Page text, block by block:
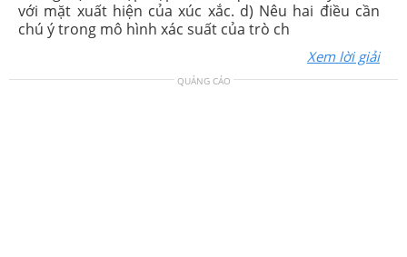
với mặt xuất hiện của xúc xắc. d) Nêu hai điều cần
chú ý trong mô hình xác suất của trò ch
Xem lời giải
QUẢNG CÁO